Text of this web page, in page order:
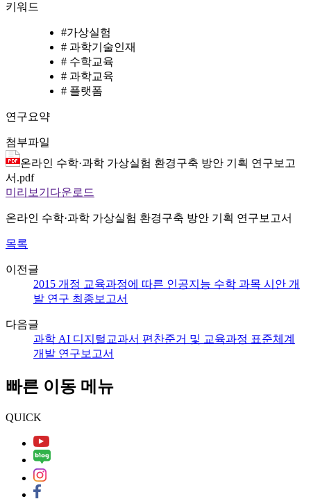
키워드
#가상실험
# 과학기술인재
# 수학교육
# 과학교육
# 플랫폼
연구요약
첨부파일
온라인 수학·과학 가상실험 환경구축 방안 기획 연구보고
서.pdf
미리보기 다운로드
온라인 수학·과학 가상실험 환경구축 방안 기획 연구보고서
목록
이전글
2015 개정 교육과정에 따른 인공지능 수학 과목 시안 개
발 연구 최종보고서
다음글
과학 AI 디지털교과서 편찬준거 및 교육과정 표준체계
개발 연구보고서
빠른 이동 메뉴
QUICK